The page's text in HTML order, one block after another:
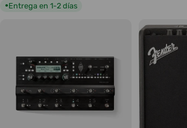
●Entrega en 1-2 días